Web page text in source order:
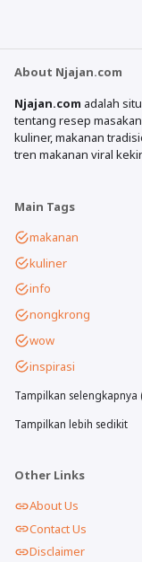
About Njajan.com
Njajan.com adalah
tentang resep
kuliner, makanan
tren makanan viral
Main Tags
makanan
kuliner
info
nongkrong
wow
inspirasi
Tampilkan selengkapnya
Tampilkan lebih sedikit
Other Links
About Us
Contact Us
Disclaimer